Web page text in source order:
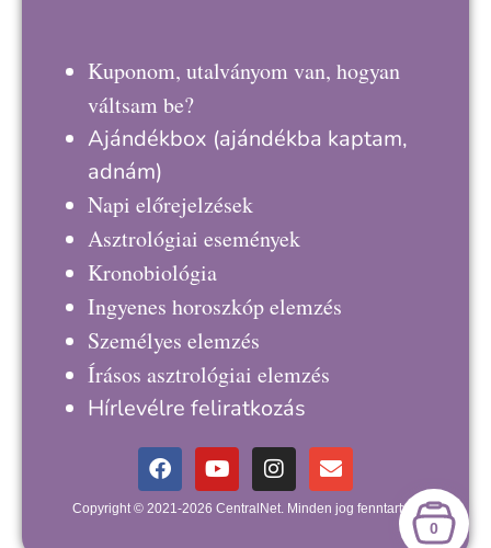
Kuponom, utalványom van, hogyan
váltsam be?
Ajándékbox (ajándékba kaptam,
adnám)
Napi előrejelzések
Asztrológiai események
Kronobiológia
Ingyenes horoszkóp elemzés
Személyes elemzés
Írásos asztrológiai elemzés
Hírlevélre feliratkozás
Copyright © 2021-2026 CentralNet. Minden jog fenntartva.
0